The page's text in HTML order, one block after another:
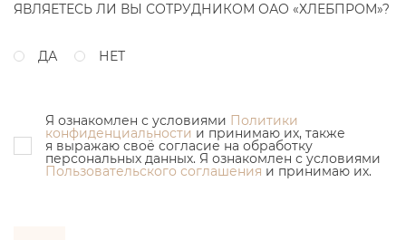
ЯВЛЯЕТЕСЬ ЛИ ВЫ СОТРУДНИКОМ ОАО «ХЛЕБПРОМ»?
ДА НЕТ
Я ознакомлен с условиями Политики
конфиденциальности и принимаю их, также
я выражаю своё согласие на обработку
персональных данных. Я ознакомлен с условиями
Пользовательского соглашения и принимаю их.